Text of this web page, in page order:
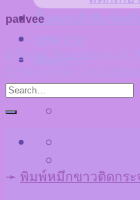
ขั้นตอนสั่งพิมพ์หมึ
padvee
➛ พิมพ์หมึกขาวติดกระ